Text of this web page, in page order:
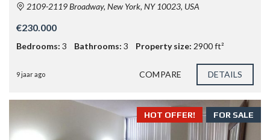
2109-2119 Broadway, New York, NY 10023, USA
€230.000
Bedrooms: 3 Bathrooms: 3 Property size: 2900 ft²
9 jaar ago COMPARE DETAILS
FOR SALE
HOT OFFER!